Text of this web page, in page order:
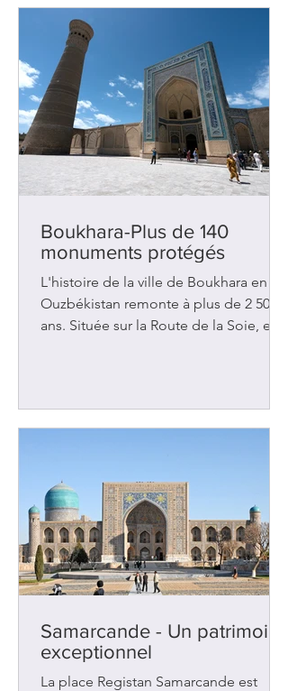
trouve la ville de Khiva. Avec
Samarcande et Boukhara , cette
ancienne oasis figurait parmi les
nombreuses étapes de repos et
d’échanges dans cette région d’Asie
centrale. Elle accueillait les caravanes
chargées de tapis, d’épices, de tissus
et de bijoux. Des
Boukhara-Plus de 140
monuments protégés
L'histoire de la ville de Boukhara en
Ouzbékistan remonte à plus de 2 500
ans. Située sur la Route de la Soie, elle
plusieurs reprises. Les rois de Perse
l'ont envahie au 6e siècle av. J.-C. Deux
Grand qui a pris possession des lieux.
Des peuples voisins tels les Arabes et
les Turcs ont tour à tour imposés leurs
lois, leur culture et leur rel
Samarcande - Un patrimoine
exceptionnel
La place Registan Samarcande est